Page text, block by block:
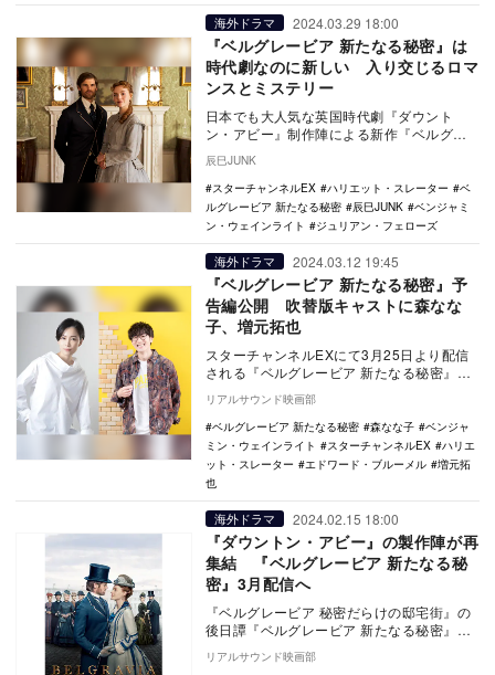
海外ドラマ 2024.03.29 18:00
『ベルグレービア 新たなる秘密』は
時代劇なのに新しい 入り交じるロマ
ンスとミステリー
日本でも大人気な英国時代劇『ダウント
ン・アビー』制作陣による新作『ベルグレ
「スターチャン…
辰巳JUNK
スターチャンネルEX
ハリエット・スレーター
ベ
ルグレービア 新たなる秘密
辰巳JUNK
ベンジャミ
ン・ウェインライト
ジュリアン・フェローズ
海外ドラマ 2024.03.12 19:45
『ベルグレービア 新たなる秘密』予
告編公開 吹替版キャストに森なな
子、増元拓也
スターチャンネルEXにて3月25日より配信
される『ベルグレービア 新たなる秘密』の
予告編が公開され、あわせて日本語吹替版
に森なな…
リアルサウンド映画部
ベルグレービア 新たなる秘密
森なな子
ベンジャ
ミン・ウェインライト
スターチャンネルEX
ハリエ
ット・スレーター
エドワード・ブルーメル
増元拓
也
海外ドラマ 2024.02.15 18:00
『ダウントン・アビー』の製作陣が再
集結 『ベルグレービア 新たなる秘
密』3月配信へ
『ベルグレービア 秘密だらけの邸宅街』の
後日譚『ベルグレービア 新たなる秘密』
が、スターチャンネルEXにて3月25日より
配信され…
リアルサウンド映画部